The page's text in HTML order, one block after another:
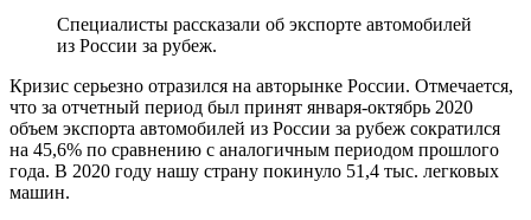
Специалисты рассказали об экспорте автомобилей
из России за рубеж.
Кризис серьезно отразился на авторынке России. Отмечается,
что за отчетный период был принят января-октябрь 2020
объем экспорта автомобилей из России за рубеж сократился
на 45,6% по сравнению с аналогичным периодом прошлого
года. В 2020 году нашу страну покинуло 51,4 тыс. легковых
машин.